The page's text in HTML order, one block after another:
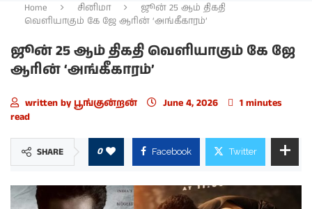
Home சினிமா
ஜூன் 25 ஆம் திகதி
வெளியாகும் கே ஜே ஆரின் ‘அங்கீகாரம்’
ஜூன் 25 ஆம் திகதி வெளியாகும் கே ஜே
ஆரின் ‘அங்கீகாரம்’
written by பூங்குன்றன் June 4, 2026
1 minutes
read
SHARE 0 Facebook Twitter